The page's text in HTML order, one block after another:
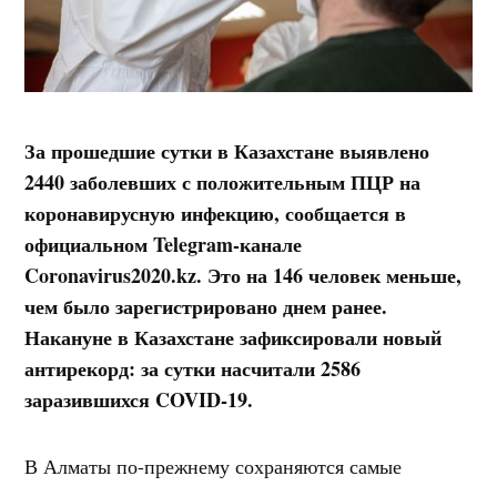
За прошедшие сутки в Казахстане выявлено
2440 заболевших с положительным ПЦР на
коронавирусную инфекцию, сообщается в
официальном Telegram-канале
Coronavirus2020.kz. Это на 146 человек меньше,
чем было зарегистрировано днем ранее.
Накануне в Казахстане зафиксировали новый
антирекорд: за сутки насчитали 2586
заразившихся COVID-19.
В Алматы по-прежнему сохраняются самые